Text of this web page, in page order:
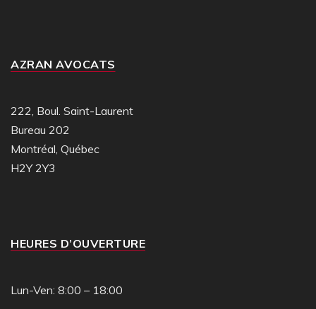
AZRAN AVOCATS
222, Boul. Saint-Laurent
Bureau 202
Montréal, Québec
H2Y 2Y3
HEURES D’OUVERTURE
Lun-Ven: 8:00 – 18:00